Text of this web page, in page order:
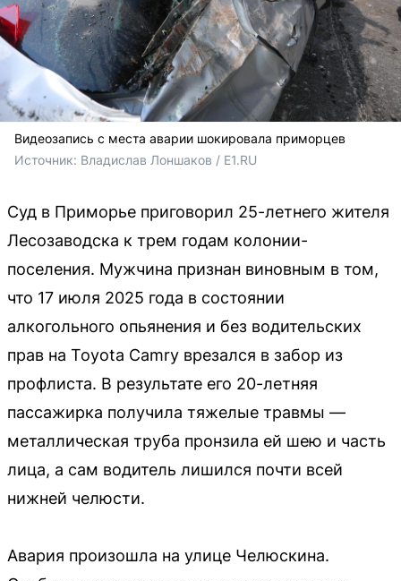
Видеозапись с места аварии шокировала приморцев
Источник: Владислав Лоншаков / E1.RU
Суд в Приморье приговорил 25-летнего жителя
Лесозаводска к трем годам колонии-
поселения. Мужчина признан виновным в том,
что 17 июля 2025 года в состоянии
алкогольного опьянения и без водительских
прав на Toyota Camry врезался в забор из
профлиста. В результате его 20-летняя
пассажирка получила тяжелые травмы —
металлическая труба пронзила ей шею и часть
лица, а сам водитель лишился почти всей
нижней челюсти.
Авария произошла на улице Челюскина.